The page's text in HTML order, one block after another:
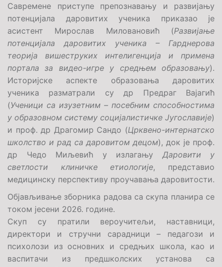
Савремене приступе препознавању и развијању
потенцијала даровитих ученика приказао је
асистент Мирослав Миловановић (Развијање
потенцијала даровитих ученика – Гарднерова
теорија вишеструких интелигенција и примена
портала за видео-игре у средњем образовању).
Историјске аспекте образовања даровитих
ученика разматрали су др Предраг Вајагић
(Ученици са изузетним – посебним способностима
у образовном систему социјалистичке Југославије)
и проф. др Драгомир Сандо (Црквено-интернатско
школство и рад са даровитом децом), док је проф.
др Чедо Миљевић у излагању Даровити у
светлости клиничке етиологије, представио
медицинску перспективу проучавања даровитости.
Објављивање зборника радова са скупа планира се
током јесени 2026. године.
Скуп су пратили вероучитељи, наставници,
директори и стручни сарадници – педагози и
психолози из основних и средњих школа, као и
васпитачи из предшколских установа са